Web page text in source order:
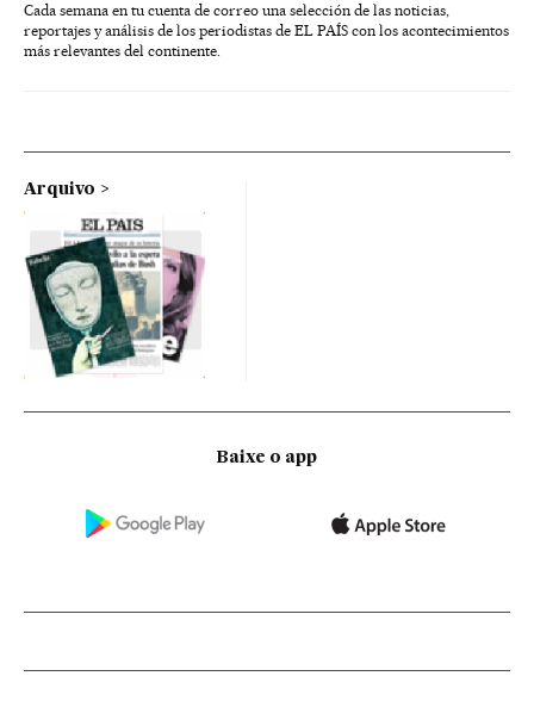
Cada semana en tu cuenta de correo una selección de las noticias,
reportajes y análisis de los periodistas de EL PAÍS con los acontecimientos
más relevantes del continente.
Arquivo
Baixe o app